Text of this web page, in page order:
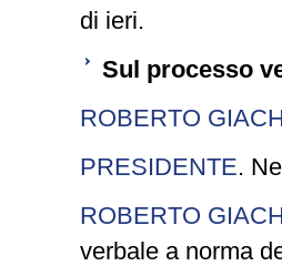
di ieri.
Sul processo
ROBERTO
PRESIDENTE.
ROBERTO
verbale a norma